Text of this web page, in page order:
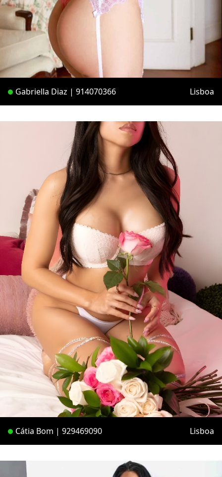
Gabriella Diaz | 914070366 Lisboa
Cátia Bom | 929469090 Lisboa